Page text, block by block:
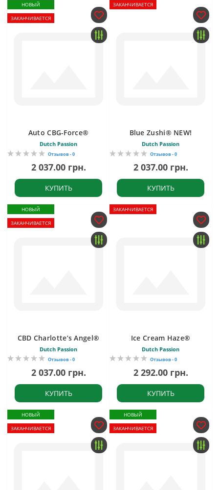
НОВЫЙ
ЗАКАНЧИВАЕТСЯ
Auto CBG-Force®
Dutch Passion
Отзывов - 0
2 037.00 грн.
КУПИТЬ
ЗАКАНЧИВАЕТСЯ
Blue Zushi® NEW!
Dutch Passion
Отзывов - 0
2 037.00 грн.
КУПИТЬ
НОВЫЙ
ЗАКАНЧИВАЕТСЯ
CBD Charlotte’s Angel®
Dutch Passion
Отзывов - 0
2 037.00 грн.
КУПИТЬ
ЗАКАНЧИВАЕТСЯ
Ice Cream Haze®
Dutch Passion
Отзывов - 0
2 292.00 грн.
КУПИТЬ
НОВЫЙ
ЗАКАНЧИВАЕТСЯ
НОВЫЙ
ЗАКАНЧИВАЕТСЯ